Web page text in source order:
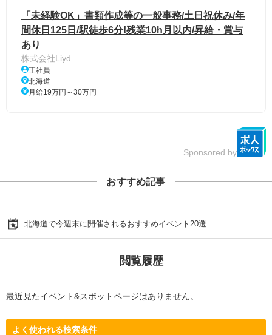
「未経験OK」書類作成等の一般事務/土日祝休み/年
間休日125日/駅徒歩6分!残業10h月以内/昇給・賞与
あり
株式会社Liyd
正社員
北海道
月給19万円～30万円
Sponsored by
おすすめ記事
北海道で今週末に開催されるおすすめイベント20選
閲覧履歴
最近見たイベント&スポットページはありません。
よく使われる検索条件